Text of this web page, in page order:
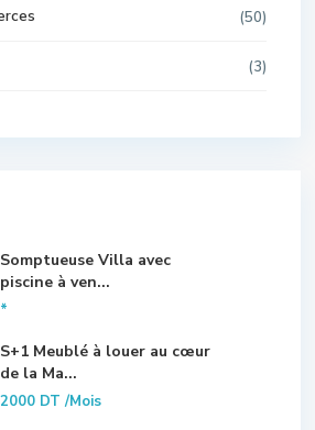
(50)
(3)
Somptueuse Villa avec
piscine à ven...
*
S+1 Meublé à louer au cœur
de la Ma...
2000 DT/Mois